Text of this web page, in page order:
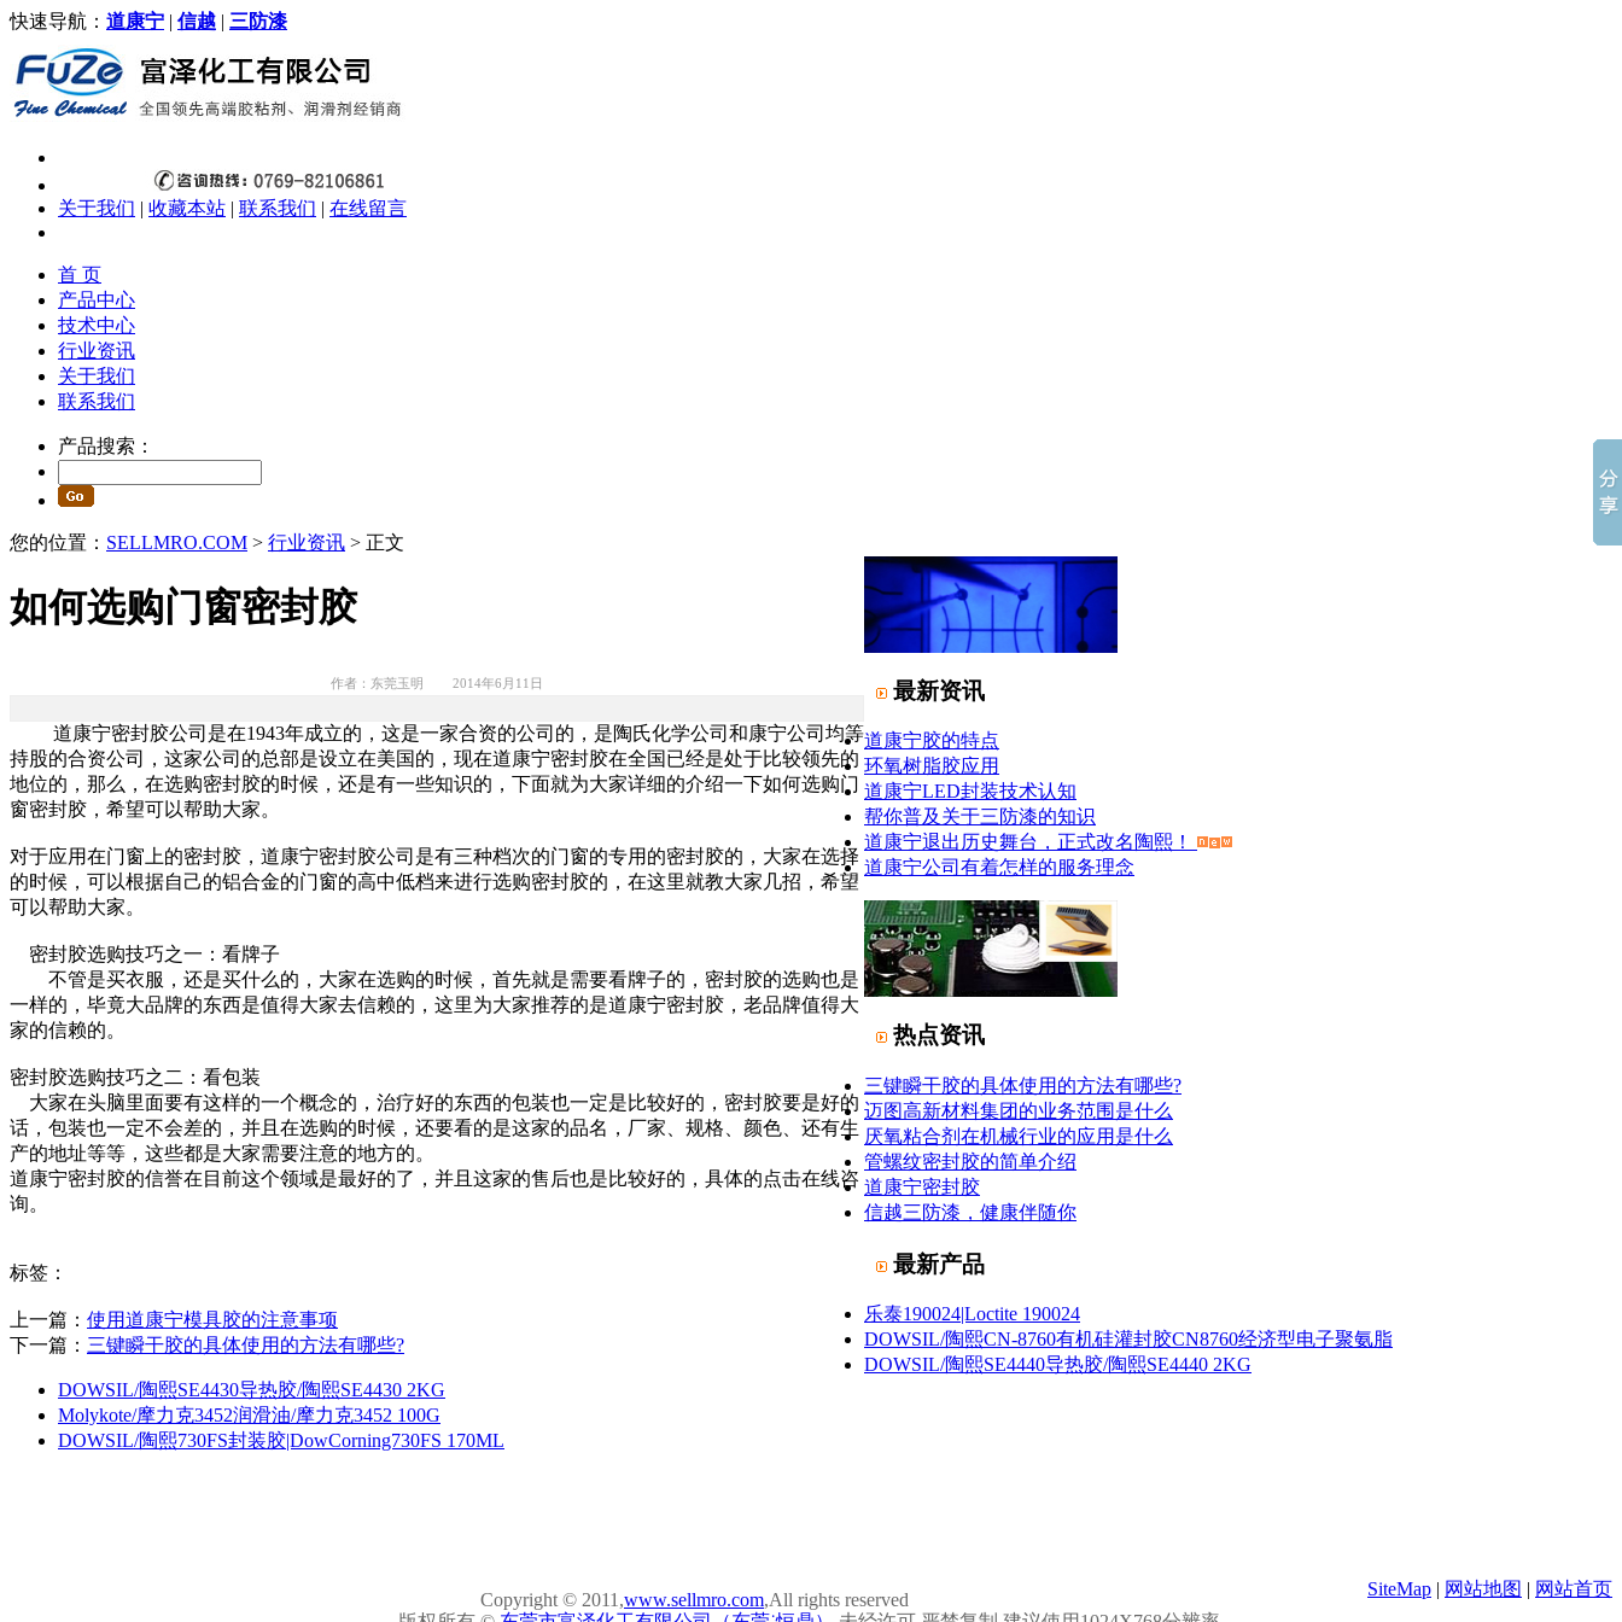
快速导航： 道康宁 | 信越 | 三防漆
关于我们 | 收藏本站 | 联系我们 | 在线留言
首 页
产品中心
技术中心
行业资讯
关于我们
联系我们
产品搜索：
您的位置： SELLMRO.COM > 行业资讯 > 正文
如何选购门窗密封胶
作者：东莞玉明 2014年6月11日
道康宁密封胶公司是在1943年成立的，这是一家合资的公司的，是陶氏化学公司和康宁公司均等
持股的合资公司，这家公司的总部是设立在美国的，现在道康宁密封胶在全国已经是处于比较领先的
地位的，那么，在选购密封胶的时候，还是有一些知识的，下面就为大家详细的介绍一下如何选购门
窗密封胶，希望可以帮助大家。
对于应用在门窗上的密封胶，道康宁密封胶公司是有三种档次的门窗的专用的密封胶的，大家在选择
的时候，可以根据自己的铝合金的门窗的高中低档来进行选购密封胶的，在这里就教大家几招，希望
可以帮助大家。
密封胶选购技巧之一：看牌子
不管是买衣服，还是买什么的，大家在选购的时候，首先就是需要看牌子的，密封胶的选购也是
一样的，毕竟大品牌的东西是值得大家去信赖的，这里为大家推荐的是道康宁密封胶，老品牌值得大
家的信赖的。
密封胶选购技巧之二：看包装
大家在头脑里面要有这样的一个概念的，治疗好的东西的包装也一定是比较好的，密封胶要是好的
话，包装也一定不会差的，并且在选购的时候，还要看的是这家的品名，厂家、规格、颜色、还有生
产的地址等等，这些都是大家需要注意的地方的。
道康宁密封胶的信誉在目前这个领域是最好的了，并且这家的售后也是比较好的，具体的点击在线咨
询。
标签：
上一篇： 使用道康宁模具胶的注意事项
下一篇： 三键瞬干胶的具体使用的方法有哪些?
最新资讯
道康宁胶的特点
环氧树脂胶应用
道康宁LED封装技术认知
帮你普及关于三防漆的知识
道康宁退出历史舞台，正式改名陶熙！
道康宁公司有着怎样的服务理念
热点资讯
三键瞬干胶的具体使用的方法有哪些?
迈图高新材料集团的业务范围是什么
厌氧粘合剂在机械行业的应用是什么
管螺纹密封胶的简单介绍
道康宁密封胶
信越三防漆，健康伴随你
最新产品
乐泰190024|Loctite 190024
DOWSIL/陶熙CN-8760有机硅灌封胶CN8760经济型电子聚氨脂
DOWSIL/陶熙SE4440导热胶/陶熙SE4440 2KG
DOWSIL/陶熙SE4430导热胶/陶熙SE4430 2KG
Molykote/摩力克3452润滑油/摩力克3452 100G
DOWSIL/陶熙730FS封装胶|DowCorning730FS 170ML
SiteMap | 网站地图 | 网站首页
Copyright © 2011,www.sellmro.com,All rights reserved